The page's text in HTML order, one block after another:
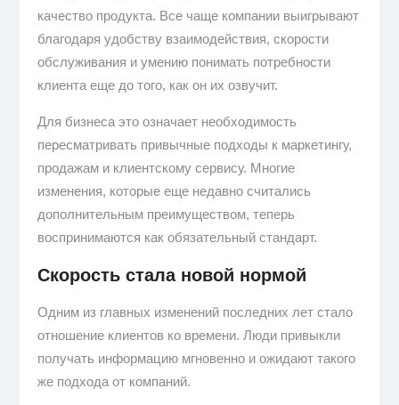
качество продукта. Все чаще компании выигрывают
благодаря удобству взаимодействия, скорости
обслуживания и умению понимать потребности
клиента еще до того, как он их озвучит.
Для бизнеса это означает необходимость
пересматривать привычные подходы к маркетингу,
продажам и клиентскому сервису. Многие
изменения, которые еще недавно считались
дополнительным преимуществом, теперь
воспринимаются как обязательный стандарт.
Скорость стала новой нормой
Одним из главных изменений последних лет стало
отношение клиентов ко времени. Люди привыкли
получать информацию мгновенно и ожидают такого
же подхода от компаний.